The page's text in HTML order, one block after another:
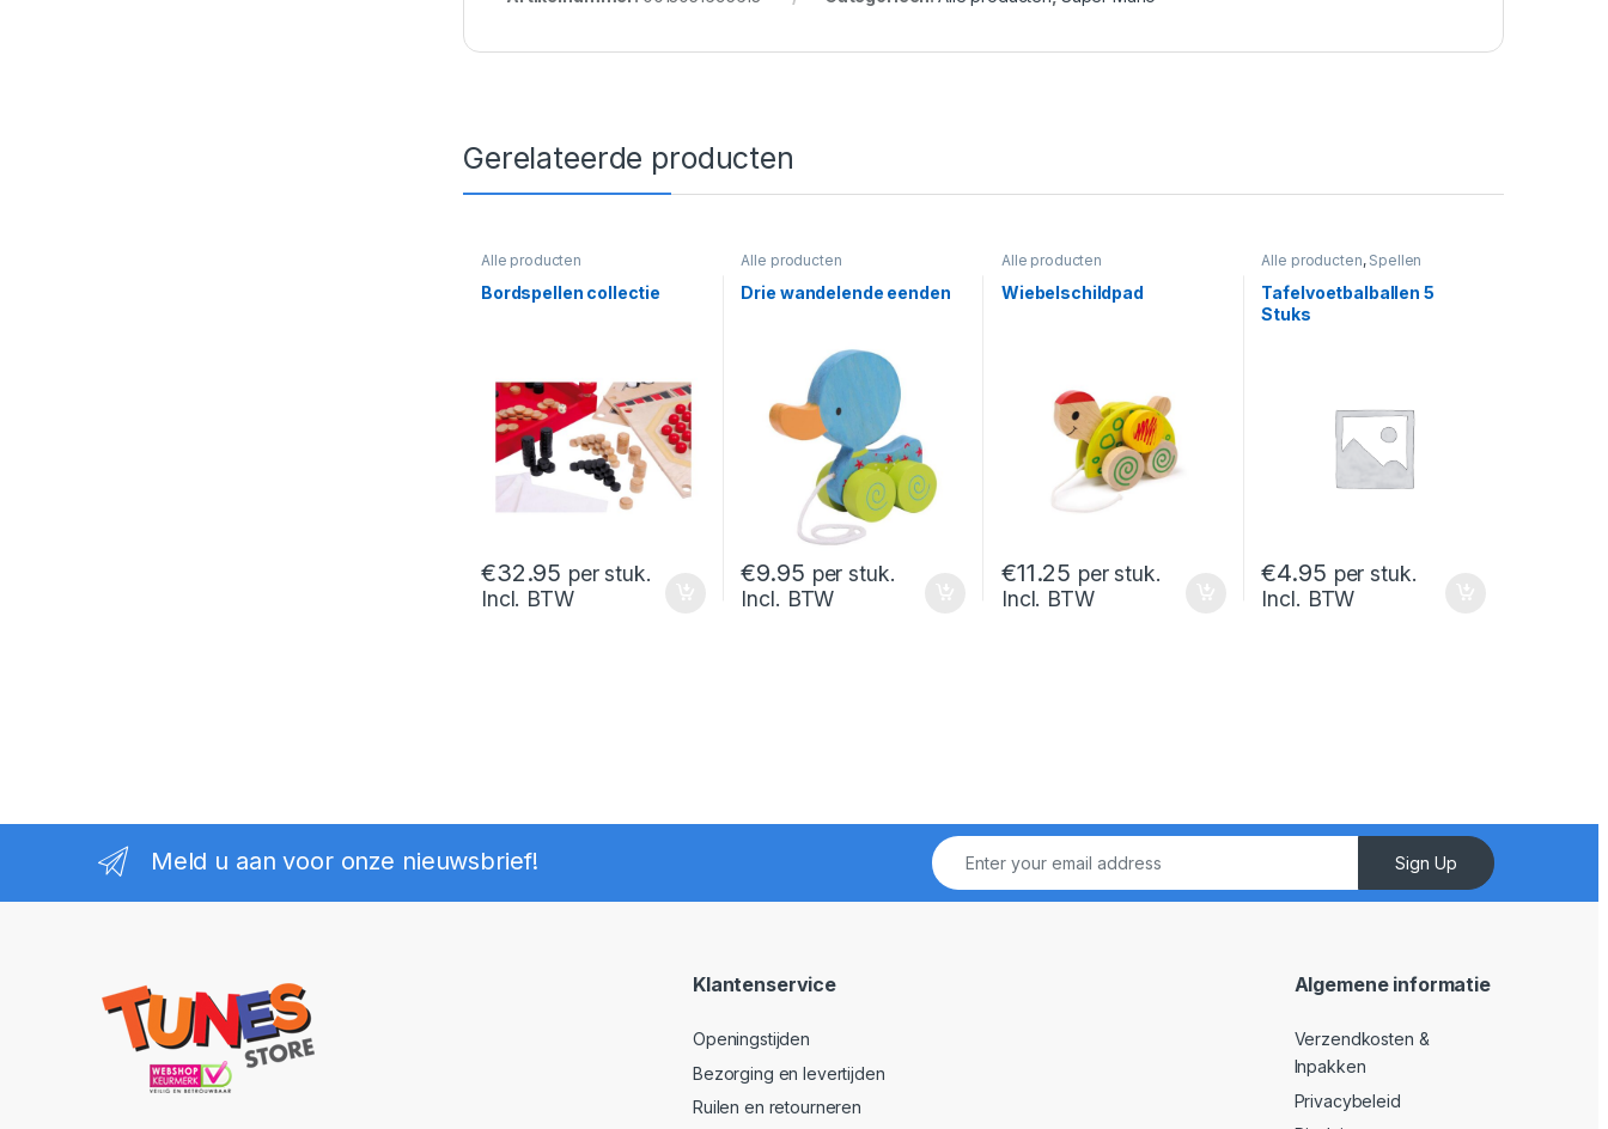
Gerelateerde producten
Alle producten
Bordspellen collectie
€32.95 per stuk.
Incl. BTW
Alle producten
Drie wandelende eenden
€9.95 per stuk.
Incl. BTW
Alle producten
Wiebelschildpad
€11.25 per stuk.
Incl. BTW
Alle producten, Spellen
Tafelvoetbalballen 5
Stuks
€4.95 per stuk.
Incl. BTW
Meld u aan voor onze nieuwsbrief! Sign Up
Klantenservice
Openingstijden
Bezorging en levertijden
Ruilen en retourneren
Algemene informatie
Verzendkosten &
Inpakken
Privacybeleid